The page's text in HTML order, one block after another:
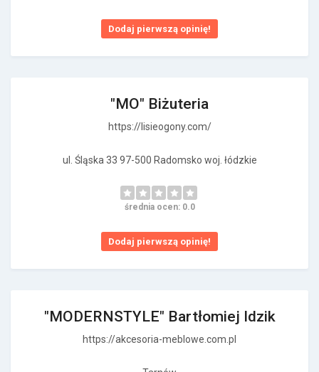
Dodaj pierwszą opinię!
"MO" Biżuteria
https://lisieogony.com/
ul. Śląska 33 97-500 Radomsko woj. łódzkie
średnia ocen: 0.0
Dodaj pierwszą opinię!
"MODERNSTYLE" Bartłomiej Idzik
https://akcesoria-meblowe.com.pl